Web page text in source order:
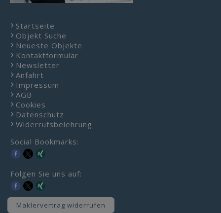
Startseite
Objekt Suche
Neueste Objekte
Kontaktformular
Newsletter
Anfahrt
Impressum
AGB
Cookies
Datenschutz
Widerrufsbelehrung
Social Bookmarks:
Folgen Sie uns auf:
Maklervertrag widerrufen